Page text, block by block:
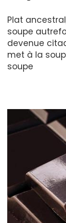
Plat
soupe
devenue
met à la
soupe